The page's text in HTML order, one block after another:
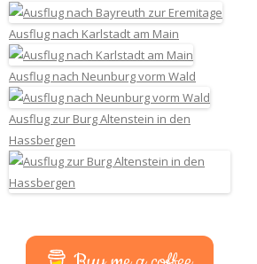
Ausflug nach Karlstadt am Main
Ausflug nach Neunburg vorm Wald
Ausflug zur Burg Altenstein in den
Hassbergen